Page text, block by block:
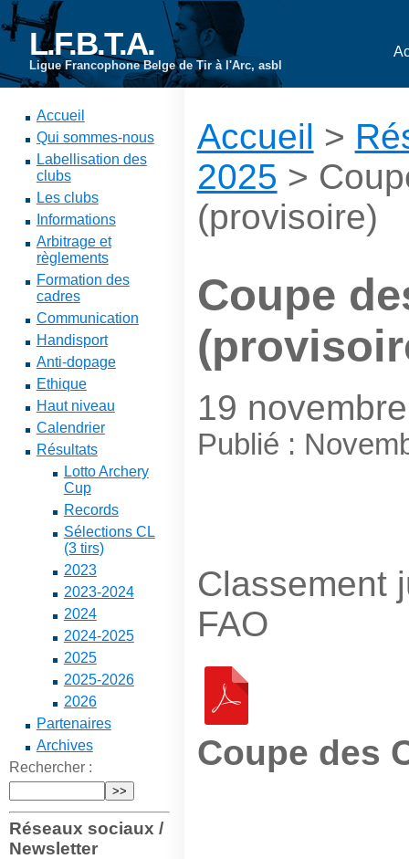
L.F.B.T.A.
Ligue Francophone Belge de Tir à l'Arc, asbl
Accueil
Qui sommes-nous
Labellisation des
clubs
Les clubs
Informations
Arbitrage et
règlements
Formation des
cadres
Communication
Handisport
Anti-dopage
Ethique
Haut niveau
Calendrier
Résultats
Lotto Archery
Cup
Records
Sélections CL
(3 tirs)
2023
2023-2024
2024
2024-2025
2025
2025-2026
2026
Partenaires
Archives
Rechercher :
Réseaux sociaux /
Newsletter
Accueil >
2025 >
(provisoire)
Coupe
19
Publié :
Classement
FAO
Coupe des